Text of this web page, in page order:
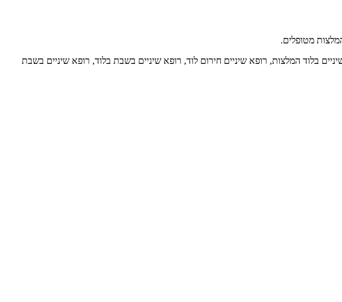
מטופלים.
בלוד 24 שעות, רופאי שיניים בלוד, רופא שיניים בלוד המלצות, רופא שיניים חירום לוד, רופא שיניים בשבת בלוד, רופא שיניים בשבת